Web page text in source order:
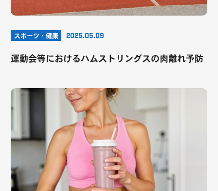
スポーツ・健康 2025.05.09
運動会等におけるハムストリングスの肉離れ予防